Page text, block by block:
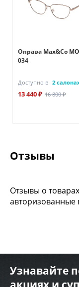
Оправа Max&Co
034
Доступно в 2
13 440 ₽ 16 800 ₽
Отзывы
Отзывы о
авторизованные
Узнавайте